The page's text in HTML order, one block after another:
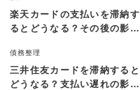
楽天カードの支払いを滞納す
るとどうなる？その後の影響
債務整理
三井住友カードを滞納すると
どうなる？支払い遅れの影響